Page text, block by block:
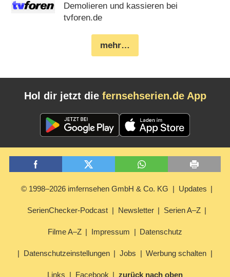
Demolieren und kassieren bei
tvforen.de
mehr…
Hol dir jetzt die fernsehserien.de App
© 1998–2026 imfernsehen GmbH & Co. KG Updates
SerienChecker-Podcast Newsletter Serien A–Z
Filme A–Z Impressum Datenschutz
Datenschutzeinstellungen Jobs Werbung schalten
Links Facebook zurück nach oben